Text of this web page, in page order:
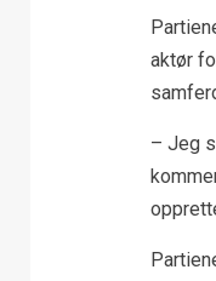
aktør
– Jeg